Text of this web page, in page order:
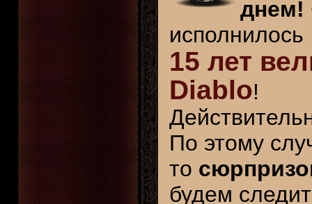
днем!
исполнилось
15 лет
Diablo!
По этому
то
будем